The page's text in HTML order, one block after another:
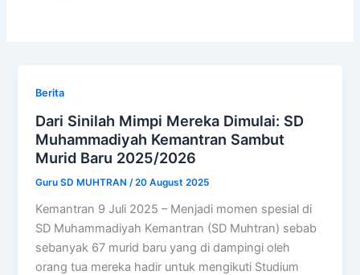
Berita
Dari Sinilah Mimpi Mereka Dimulai: SD
Muhammadiyah Kemantran Sambut
Murid Baru 2025/2026
Guru SD MUHTRAN/20 August 2025
Kemantran 9 Juli 2025 – Menjadi momen spesial di
SD Muhammadiyah Kemantran (SD Muhtran) sebab
sebanyak 67 murid baru yang di dampingi oleh
orang tua mereka hadir untuk mengikuti Studium